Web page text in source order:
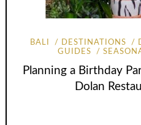
BALI DESTINATIONS
GUIDES
Planning a Birthday
Dolan